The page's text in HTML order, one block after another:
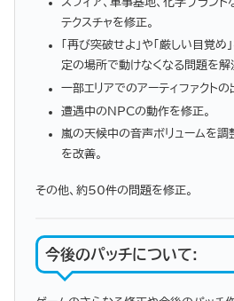
テクスチャを修正。
「再び突破せよ」や「厳しい目覚
定の場所で動けなくなる問題を解
一部エリアでのアーティファクトの
遭遇中のNPCの動作を修正。
嵐の天候中の音声ボリュームを調
を改善。
その他、約50件の問題を修正。
今後のパッチについて: